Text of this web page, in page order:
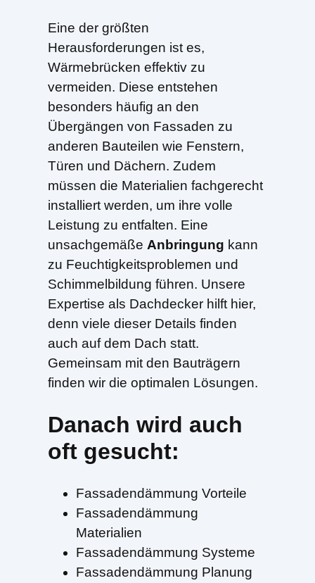
Eine der größten
Herausforderungen ist es,
Wärmebrücken effektiv zu
vermeiden. Diese entstehen
besonders häufig an den
Übergängen von Fassaden zu
anderen Bauteilen wie Fenstern,
Türen und Dächern. Zudem
müssen die Materialien fachgerecht
installiert werden, um ihre volle
Leistung zu entfalten. Eine
unsachgemäße Anbringung kann
zu Feuchtigkeitsproblemen und
Schimmelbildung führen. Unsere
Expertise als Dachdecker hilft hier,
denn viele dieser Details finden
auch auf dem Dach statt.
Gemeinsam mit den Bauträgern
finden wir die optimalen Lösungen.
Danach wird auch
oft gesucht:
Fassadendämmung Vorteile
Fassadendämmung
Materialien
Fassadendämmung Systeme
Fassadendämmung Planung